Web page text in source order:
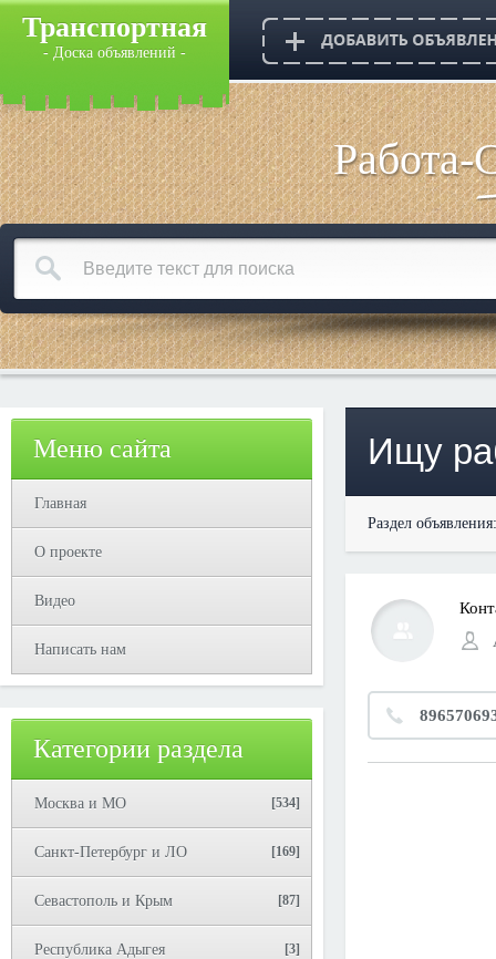
Транспортная
- Доска объявлений -
Меню сайта
Главная
О проекте
Видео
Написать нам
Категории раздела
Москва и МО [534]
Санкт-Петербург и ЛО [169]
Севастополь и Крым [87]
Республика Адыгея [3]
Ищу
Раздел